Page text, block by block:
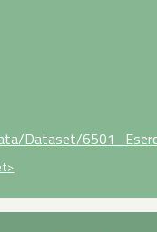
Dataset/
>